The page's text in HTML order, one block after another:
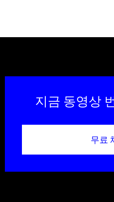
지금 동영상
무료